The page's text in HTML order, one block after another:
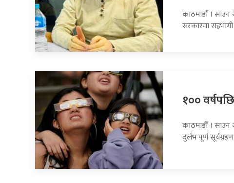
काठमाडौँ । साउन
सरकारमा
१००
काठमाडौँ ।
दुर्लभ पूर्ण सूर्यग्रहण